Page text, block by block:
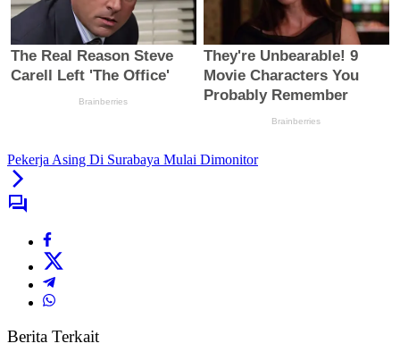
Pekerja Asing Di Surabaya Mulai Dimonitor
Berita Terkait